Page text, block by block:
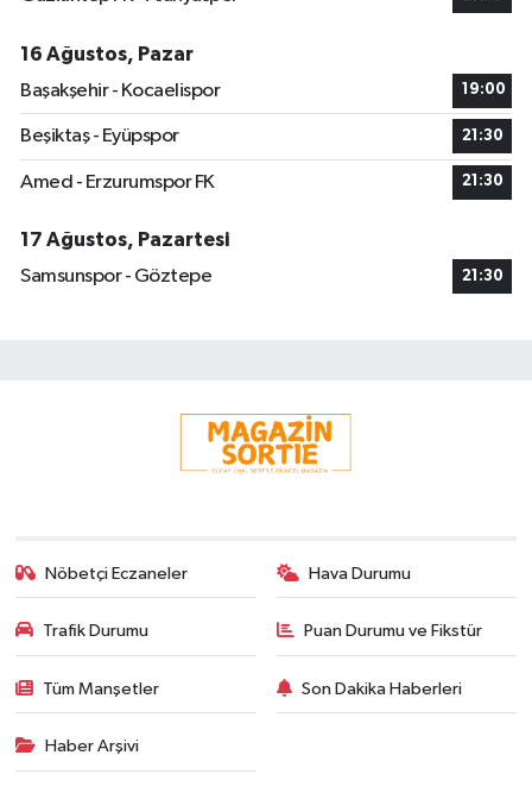
16 Ağustos, Pazar
Başakşehir - Kocaelispor
19:00
Beşiktaş - Eyüpspor 21:30
Amed - Erzurumspor FK 21:30
17 Ağustos, Pazartesi
Samsunspor - Göztepe
21:30
Nöbetçi Eczaneler Hava Durumu
Trafik Durumu Puan Durumu ve Fikstür
Tüm Manşetler Son Dakika Haberleri
Haber Arşivi